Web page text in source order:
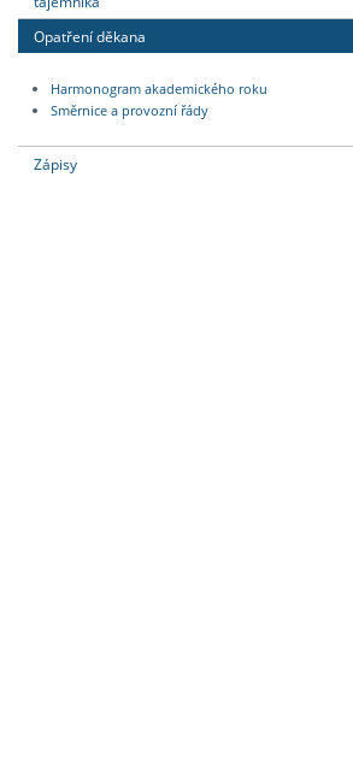
Opatření děkana
Harmonogram akademického roku
Směrnice a provozní řády
Zápisy